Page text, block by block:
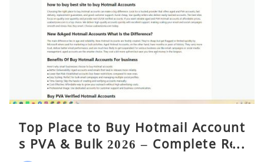
Top Place to Buy Hotmail Account
s PVA & Bulk 2026 – Complete Rea